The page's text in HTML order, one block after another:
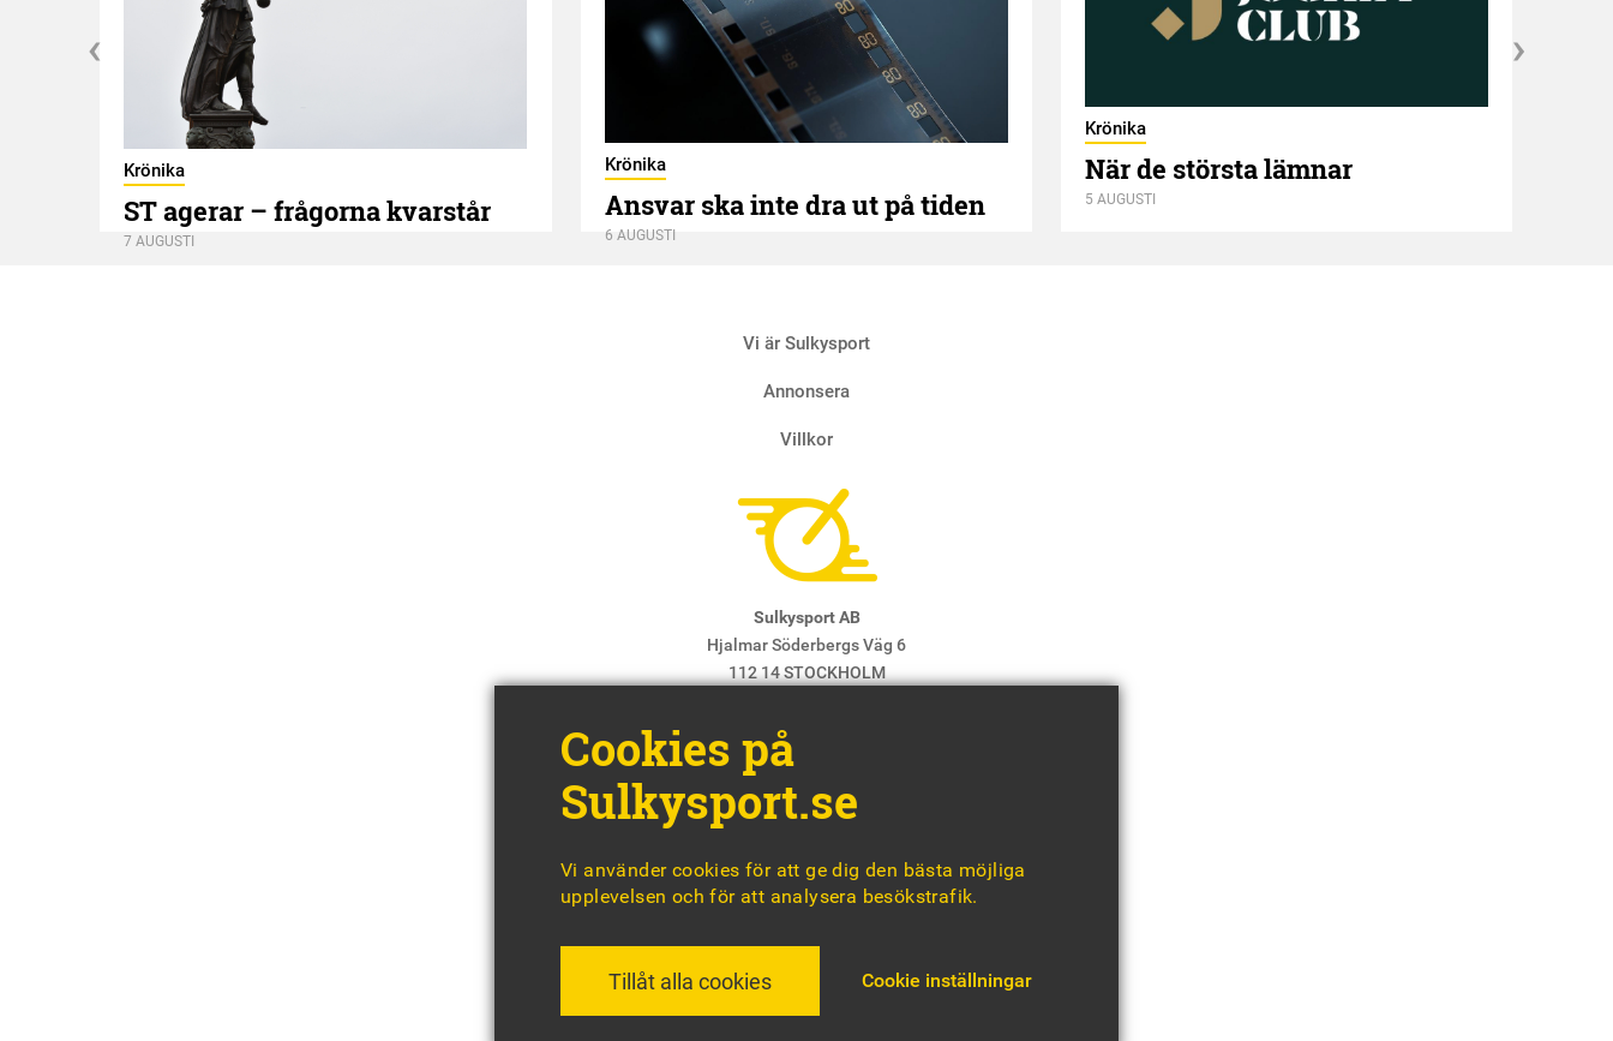
Krönika
ST agerar – frågorna kvarstår
7 AUGUSTI
Krönika
Ansvar ska inte dra ut på tiden
6 AUGUSTI
Krönika
När de största lämnar
5 AUGUSTI
Vi är Sulkysport
Annonsera
Villkor
Sulkysport AB
Hjalmar Söderbergs Väg 6
112 14 STOCKHOLM
Chefredaktör & ansvarig utgivare:
Cookies på
Sulkysport.se
Vi använder cookies för att ge dig den bästa möjliga
upplevelsen och för att analysera besökstrafik.
Tillåt alla cookies Cookie inställningar